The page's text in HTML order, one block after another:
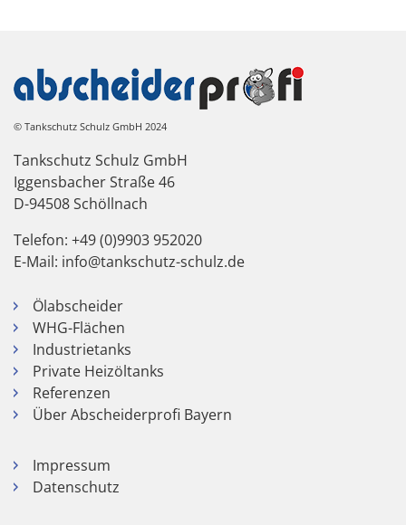
© Tankschutz Schulz GmbH 2024
Tankschutz Schulz GmbH
Iggensbacher Straße 46
D-94508 Schöllnach
Telefon: +49 (0)9903 952020
E-Mail: info@tankschutz-schulz.de
Ölabscheider
WHG-Flächen
Industrietanks
Private Heizöltanks
Referenzen
Über Abscheiderprofi Bayern
Impressum
Datenschutz